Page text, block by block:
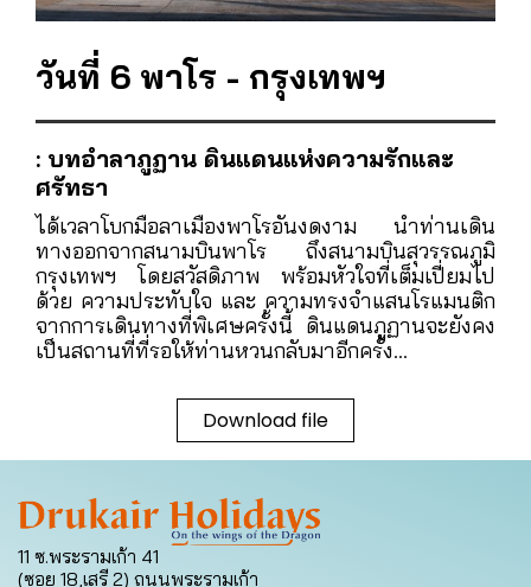
วันที่ 6 พาโร - กรุงเทพฯ
ได้เวลาโบกมือลาเมืองพาโรอันงดงาม นำท่านเดิน
กรุงเทพฯ โดยสวัสดิภาพ พร้อมหัวใจที่เต็มเปี่ยมไป
ด้วย ความประทับใจ และ ความทรงจำแสนโรแมนติก
จากการเดินทางที่พิเศษครั้งนี้ ดินแดนภูฏานจะยังคง
เป็นสถานที่ที่รอให้ท่านหวนกลับมาอีกครั้ง...